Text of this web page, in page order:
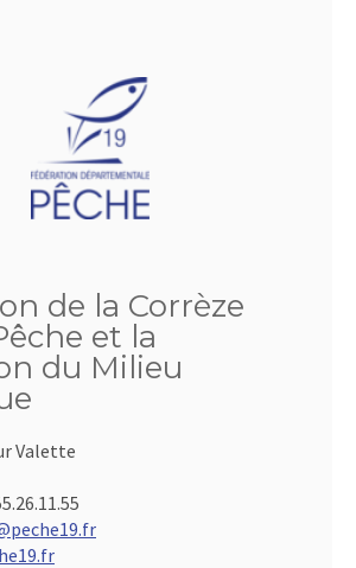
de la Corrèze
et la
du Milieu
Valette